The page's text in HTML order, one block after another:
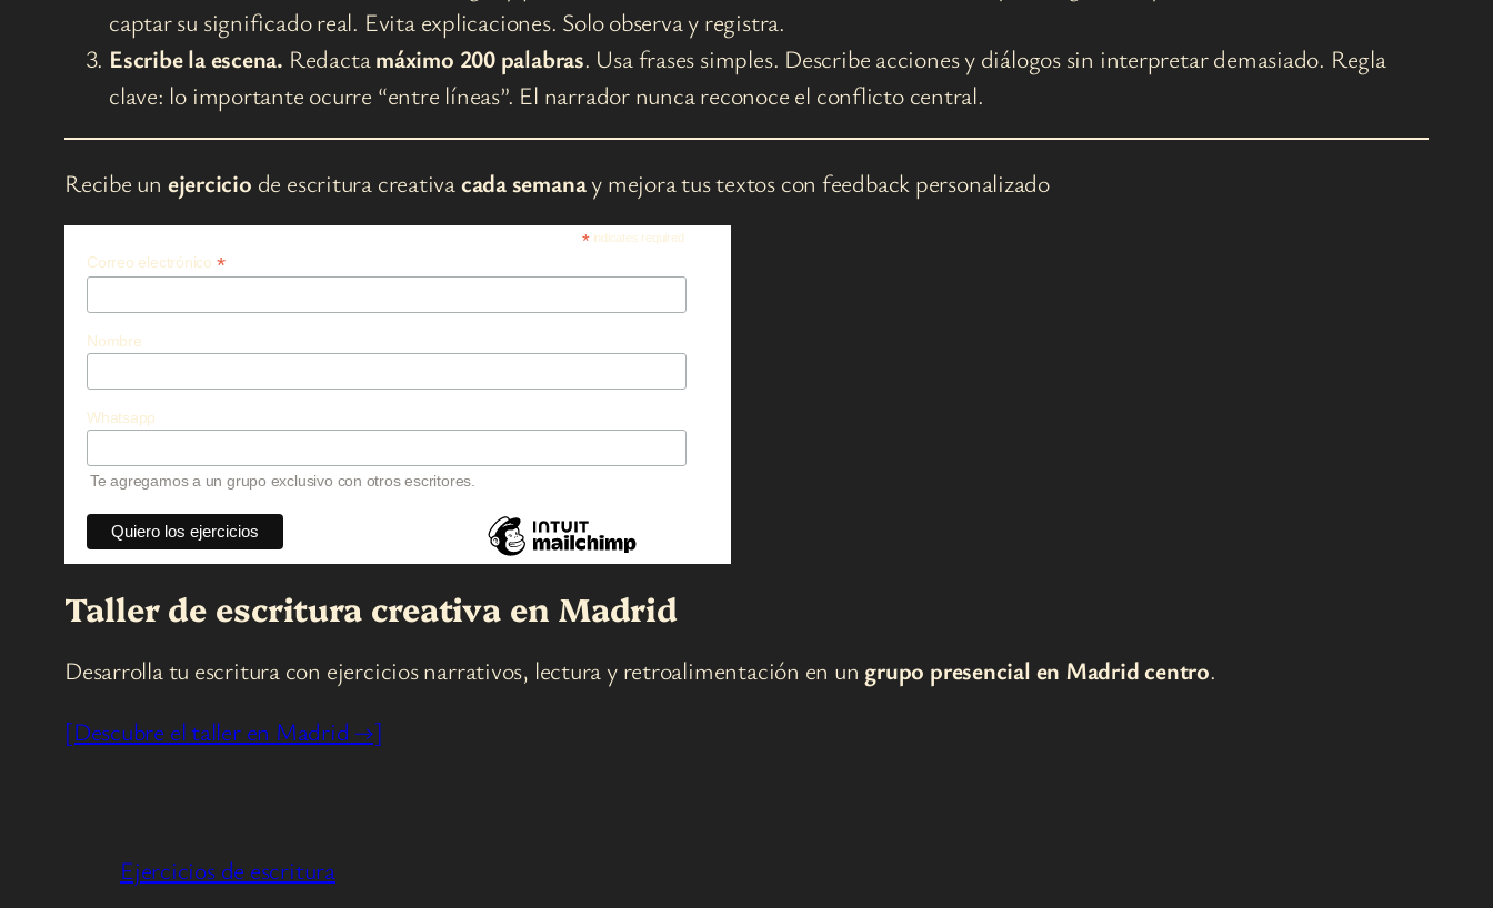
captar su significado real. Evita explicaciones. Solo observa y registra.
Escribe la escena. Redactamáximo 200 palabras. Usa frases simples. Describe acciones y diálogos sin interpretar demasiado. Regla
clave: lo importante ocurre “entre líneas”. El narrador nunca reconoce el conflicto central.
Recibe un ejercicio de escritura creativacada semanay mejora tus textos con feedback personalizado
*indicates required
Correo electrónico *
Nombre
Whatsapp
Te agregamos a un grupo exclusivo con otros escritores.
Taller de escritura creativa en Madrid
Desarrolla tu escritura con ejercicios narrativos, lectura y retroalimentación en un grupo presencial en Madrid centro.
[Descubre el taller en Madrid →]
Ejercicios de escritura